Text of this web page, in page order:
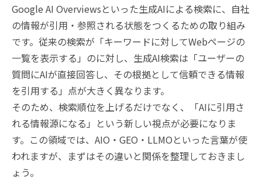
Google AI Overviewsといった生成AIによる検索に、自社
の情報が引用・参照される状態をつくるための取り組み
です。従来の検索が「キーワードに対してWebページの
一覧を表示する」のに対し、生成AI検索は「ユーザーの
質問にAIが直接回答し、その根拠として信頼できる情報
を引用する」点が大きく異なります。
そのため、検索順位を上げるだけでなく、「AIに引用さ
れる情報源になる」という新しい視点が必要になりま
す。この領域では、AIO・GEO・LLMOといった言葉が使
われますが、まずはその違いと関係を整理しておきまし
ょう。